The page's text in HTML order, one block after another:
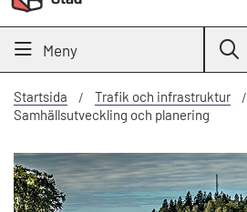
Meny
Startsida
Trafik och infrastruktur
Samhällsutveckling och planering